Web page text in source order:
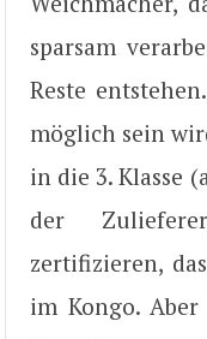
sparsam
Reste
möglich sein
in die 3. Klasse
der
zertifizieren,
im Kongo.